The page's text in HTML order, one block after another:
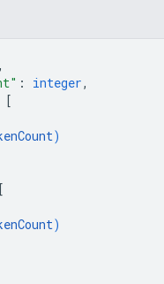
,
: integer,
[
)
[
)